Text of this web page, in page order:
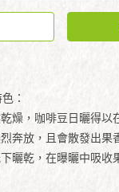
：
燥，咖啡豆日曬得以
奔放，且會散發出果
曬乾，在曝曬中吸收